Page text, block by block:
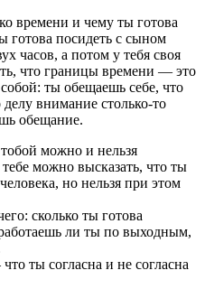
времени и чему ты готова
готова посидеть с сыном
часов, а потом у тебя своя
что границы времени ― это
ты обещаешь себе, что
делу внимание столько-то
обещание.
можно и нельзя
можно высказать, что ты
но нельзя при этом
сколько ты готова
ли ты по выходным,
ты согласна и не согласна